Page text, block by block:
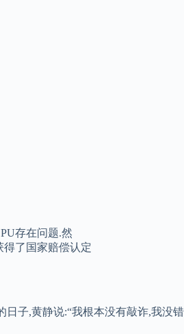
存在问题.然
得了国家赔偿认定
子,黄静说:“我根本没有敲诈,我没